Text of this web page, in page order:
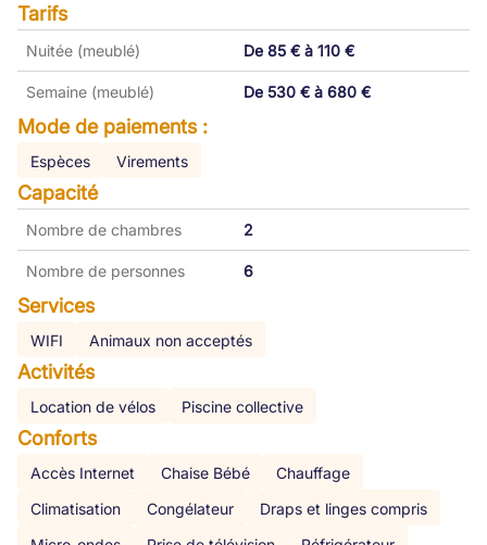
Tarifs
Nuitée (meublé) De 85 € à 110 €
Semaine (meublé) De 530 € à 680 €
Mode de paiements :
Espèces Virements
Capacité
Nombre de chambres 2
Nombre de personnes 6
Services
WIFI Animaux non acceptés
Activités
Location de vélos Piscine collective
Conforts
Accès Internet Chaise Bébé
Chauffage
Climatisation
Congélateur
Draps et linges compris